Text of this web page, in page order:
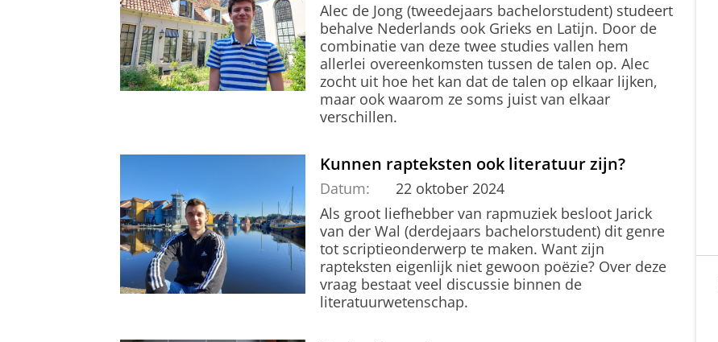
Alec de Jong (tweedejaars bachelorstudent) studeert
behalve Nederlands ook Grieks en Latijn. Door de
combinatie van deze twee studies vallen hem
allerlei overeenkomsten tussen de talen op. Alec
zocht uit hoe het kan dat de talen op elkaar lijken,
maar ook waarom ze soms juist van elkaar
verschillen.
Kunnen rapteksten ook literatuur zijn?
Datum:
22 oktober 2024
Als groot liefhebber van rapmuziek besloot Jarick
van der Wal (derdejaars bachelorstudent) dit genre
tot scriptieonderwerp te maken. Want zijn
rapteksten eigenlijk niet gewoon poëzie? Over deze
vraag bestaat veel discussie binnen de
literatuurwetenschap.